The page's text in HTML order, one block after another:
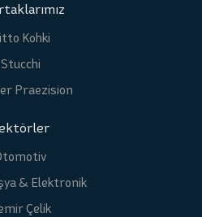
Kohki
Stucchi
Praezision
& Elektronik
Çelik